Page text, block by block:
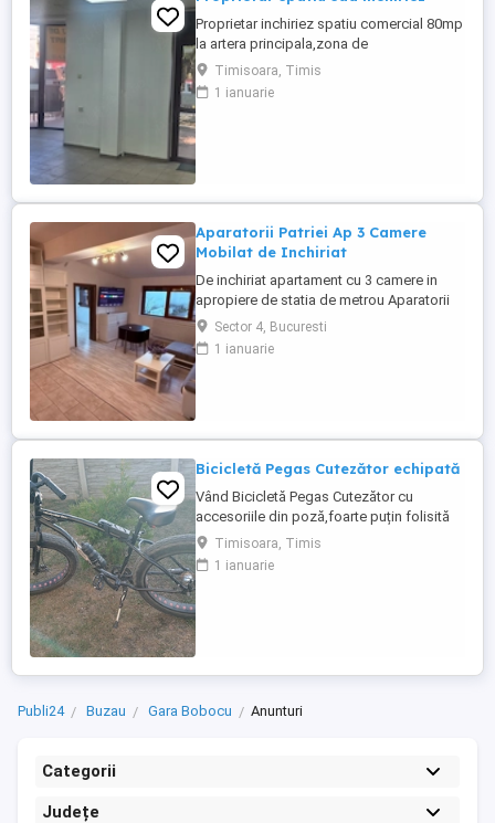
Proprietar inchiriez spatiu comercial 80mp
la artera principala,zona de
blocuri,scoala...preț 1000EURO + 1 luna
garanție.tel.
Timisoara, Timis
1 ianuarie
Aparatorii Patriei Ap 3 Camere
Mobilat de Inchiriat
De inchiriat apartament cu 3 camere in
apropiere de statia de metrou Aparatorii
Patriei, sector 4, Bucuresti, aproximativ 5
minute de mers pe jos. Se inchiriaza
mobilat utilat cum arata in foto. Exista loc
Sector 4, Bucuresti
1 ianuarie
Bicicletă Pegas Cutezător echipată
Vând Bicicletă Pegas Cutezător cu
accesoriile din poză,foarte puțin folisită
cauciucuri aproape noi
Timisoara, Timis
1 ianuarie
Publi24 Buzau Gara Bobocu Anunturi
Categorii
Județe